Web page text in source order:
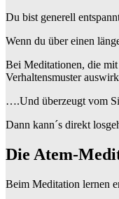
Du bist generell
Wenn du über einen
Bei Meditationen, die mit
Verhaltensmuster
….Und überzeugt vom
Dann kann´s direkt
Die Atem-
Beim Meditation lernen